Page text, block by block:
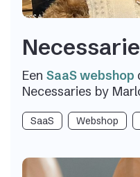
Een SaaS webshop
Necessaries by
SaaS Webshop